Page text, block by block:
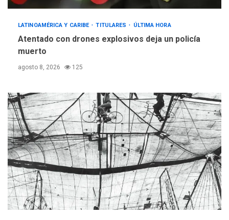
LATINOAMÉRICA Y CARIBE TITULARES ÚLTIMA HORA
Atentado con drones explosivos deja un policía
muerto
agosto 8, 2026 125